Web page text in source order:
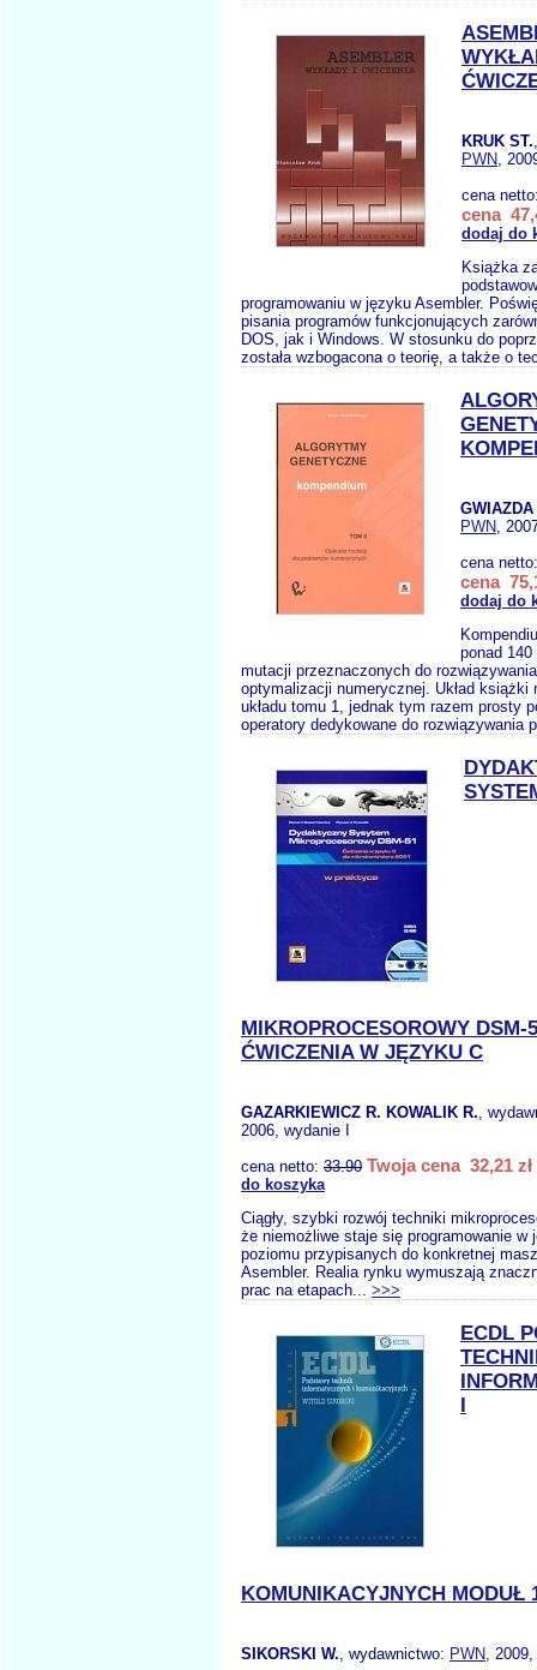
KRUK ST.
PWN,
cena
cena
dodaj do
Książka
programowaniu w języku Asembler.
pisania programów funkcjonujących
DOS, jak i Windows. W stosunku do
została wzbogacona o teorię, a także o
GWIAZDA
PWN,
cena
cena
dodaj do
ponad 140
mutacji przeznaczonych do
optymalizacji numerycznej. Układ książki
układu tomu 1, jednak tym razem prosty
operatory dedykowane do rozwiązywania
MIKROPROCESOROWY DSM-
ĆWICZENIA W JĘZYKU C
GAZARKIEWICZ R. KOWALIK R.,
2006, wydanie I
cena netto: 33.90 Twoja cena 32,21 zł
do koszyka
Ciągły, szybki rozwój techniki
że niemożliwe staje się programowanie w
poziomu przypisanych do konkretnej
Asembler. Realia rynku wymuszają
prac na etapach... >>>
ECDL
I
KOMUNIKACYJNYCH MODUŁ
SIKORSKI W., wydawnictwo: PWN,